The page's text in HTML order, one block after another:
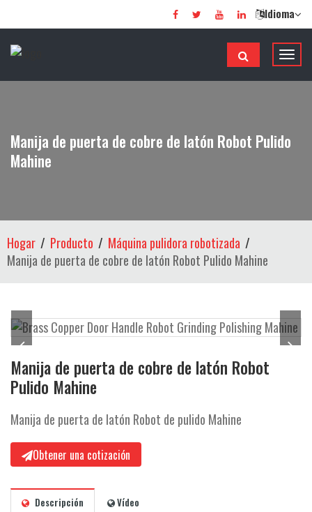
Idioma
A
n
ó
Manija de puerta de cobre de latón Robot Pulido
Mahine
Hogar Producto
Máquina pulidora robotizada
Manija de puerta de cobre de latón Robot Pulido Mahine
Manija de puerta de cobre de latón Robot
Pulido Mahine
Manija de puerta de latón Robot de pulido Mahine
Obtener una cotización
Descripción Vídeo